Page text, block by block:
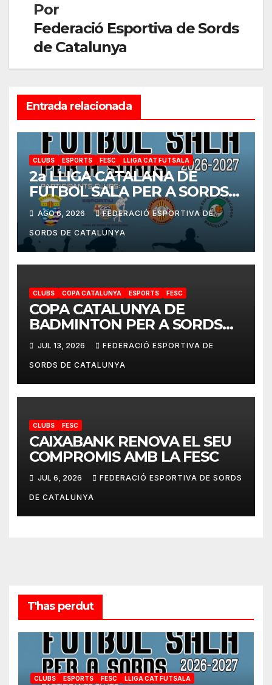
Por
Federació Esportiva de Sords
de Catalunya
Entrada relacionada
CLUBS ESPORTS FESC LLIGA CAT FUTSALA
2a LLIGA CATALANA DE
FUTBOL SALA PER A SORDS
2026-2027
AGO 6, 2026 FEDERACIÓ ESPORTIVA DE
SORDS DE CATALUNYA
CLUBS COPA CATALUNYA ESPORTS FESC
COPA CATALUNYA DE
BADMINTON PER A SORDS
2026
JUL 13, 2026 FEDERACIÓ ESPORTIVA DE
SORDS DE CATALUNYA
CLUBS FESC
CAIXABANK RENOVA EL SEU
COMPROMIS AMB LA FESC
JUL 6, 2026 FEDERACIÓ ESPORTIVA DE SORDS
DE CATALUNYA
T'has perdut
CLUBS ESPORTS FESC LLIGA CAT FUTSALA